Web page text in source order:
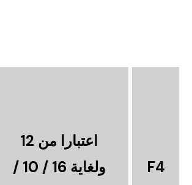
F4
اعتبارا من 12
ولغاية 16 / 10 /